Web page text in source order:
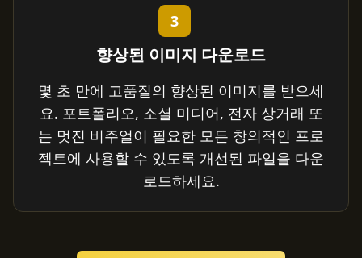
3
향상된 이미지 다운로드
몇 초 만에 고품질의 향상된 이미지를 받으세
요. 포트폴리오, 소셜 미디어, 전자 상거래 또
는 멋진 비주얼이 필요한 모든 창의적인 프로
젝트에 사용할 수 있도록 개선된 파일을 다운
로드하세요.